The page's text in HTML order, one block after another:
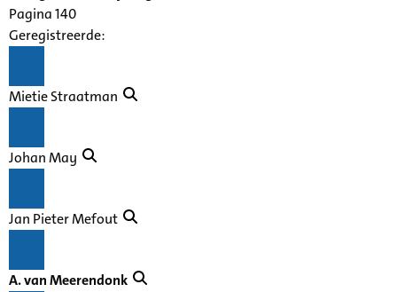
Pagina 140
Geregistreerde:
Mietie Straatman
Johan May
Jan Pieter Mefout
A. van Meerendonk